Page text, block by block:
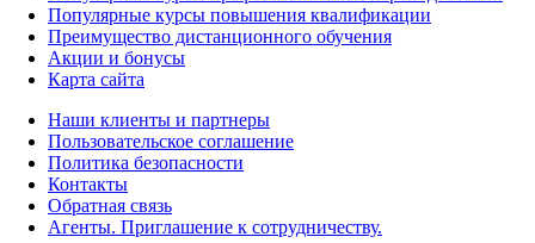
Популярные курсы повышения квалификации
Преимущество дистанционного обучения
Акции и бонусы
Карта сайта
Наши клиенты и партнеры
Пользовательское соглашение
Политика безопасности
Контакты
Обратная связь
Агенты. Приглашение к сотрудничеству.